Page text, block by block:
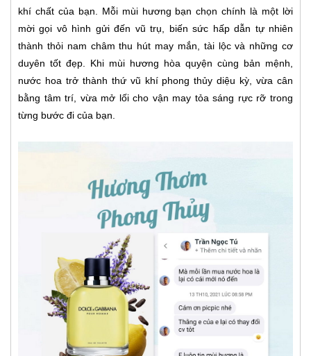
khí chất của bạn. Mỗi mùi hương bạn chọn chính là một lời
mời gọi vô hình gửi đến vũ trụ, biến sức hấp dẫn tự nhiên
thành thỏi nam châm thu hút may mắn, tài lộc và những cơ
duyên tốt đẹp. Khi mùi hương hòa quyện cùng bản mệnh,
nước hoa trở thành thứ vũ khí phong thủy diệu kỳ, vừa cân
bằng tâm trí, vừa mở lối cho vận may tỏa sáng rực rỡ trong
từng bước đi của bạn.